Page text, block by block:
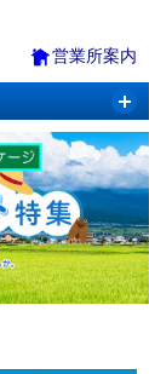
営業所案内
行 クルーズ
空券＆ホテル